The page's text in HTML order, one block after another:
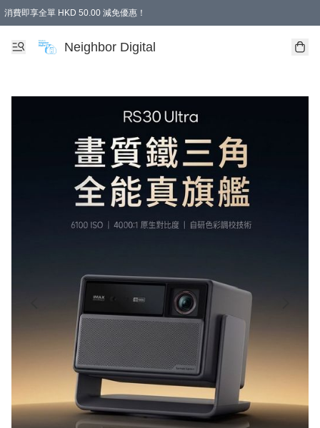
消費即享全單 HKD 50.00 減免優惠！
Neighbor Digital